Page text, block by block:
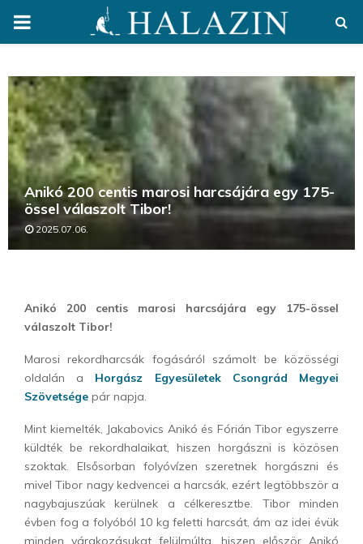
PRIMARY
Anikó 200 centis marosi harcsájára egy 175-
össel válaszolt Tibor!
2025.07.06.
Anikó 200 centis marosi harcsájára egy 175-össel
válaszolt Tibor!
Marosi rekordharcsák fogásáról számolt be közösségi
oldalán a Horgász Egyesületek Csongrád Megyei
Szövetsége pár napja.
Mint kiemelték, Jakabovics Anikó és Fórián Tibor egyszerre
küldték be rekordhalaikat, hiszen horgászni is közösen
szoktak. Elsősorban folyóvízen szeretnek horgászni és
mivel Tibor nagy kedvencei a harcsák, ezért legtöbbször a
nagybajuszúak kerülnek a célkeresztbe. Tibor minden
évben fog a folyóból 10 kg feletti harcsát, ám az idei évük
minden várakozásukat felülmúlta, hiszen először Anikó